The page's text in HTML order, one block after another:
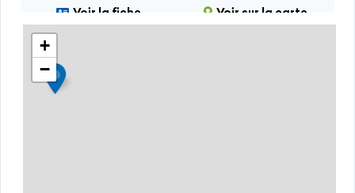
Voir la fiche Voir sur la carte
+
−